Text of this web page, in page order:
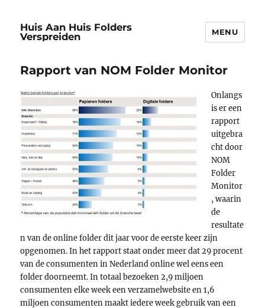
Huis Aan Huis Folders
Verspreiden
MENU
Rapport van NOM Folder Monitor
Onlangs
is er een
rapport
uitgebra
cht door
NOM
Folder
Monitor
, waarin
de
resultate
n van de online folder dit jaar voor de eerste keer zijn
opgenomen. In het rapport staat onder meer dat 29 procent
van de consumenten in Nederland online wel eens een
folder doorneemt. In totaal bezoeken 2,9 miljoen
consumenten elke week een verzamelwebsite en 1,6
miljoen consumenten maakt iedere week gebruik van een